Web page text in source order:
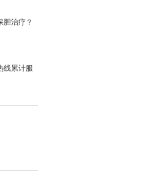
胆治疗？
线累计服